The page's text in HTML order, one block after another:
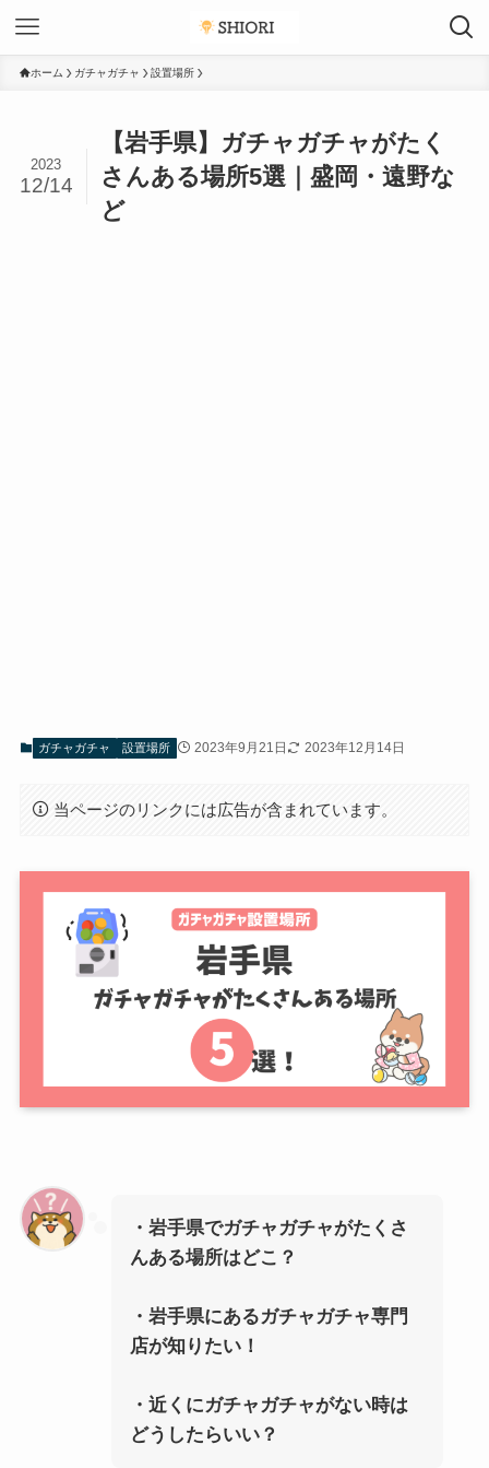
ホーム ガチャガチャ 設置場所
【岩手県】ガチャガチャがたく
さんある場所5選｜盛岡・遠野な
ど
2023
12/14
ガチャガチャ 設置場所 2023年9月21日 2023年12月14日
当ページのリンクには広告が含まれています。
・岩手県でガチャガチャがたくさ
んある場所はどこ？
・岩手県にあるガチャガチャ専門
店が知りたい！
・近くにガチャガチャがない時は
どうしたらいい？